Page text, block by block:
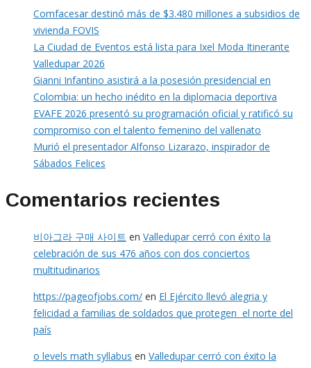
Comfacesar destinó más de $3.480 millones a subsidios de
vivienda FOVIS
La Ciudad de Eventos está lista para Ixel Moda Itinerante
Valledupar 2026
Gianni Infantino asistirá a la posesión presidencial en
Colombia: un hecho inédito en la diplomacia deportiva
EVAFE 2026 presentó su programación oficial y ratificó su
compromiso con el talento femenino del vallenato
Murió el presentador Alfonso Lizarazo, inspirador de
Sábados Felices
Comentarios recientes
비아그라 구매 사이트 en Valledupar cerró con éxito la
celebración de sus 476 años con dos conciertos
multitudinarios
https://pageofjobs.com/ en El Ejército llevó alegria y
felicidad a familias de soldados que protegen el norte del
país
o levels math syllabus en Valledupar cerró con éxito la